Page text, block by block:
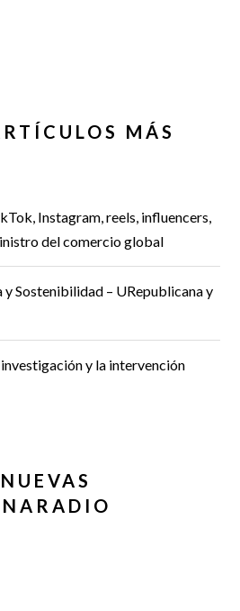
MÁS
Instagram, reels, influencers,
del comercio global
Sostenibilidad – URepublicana y
y la intervención